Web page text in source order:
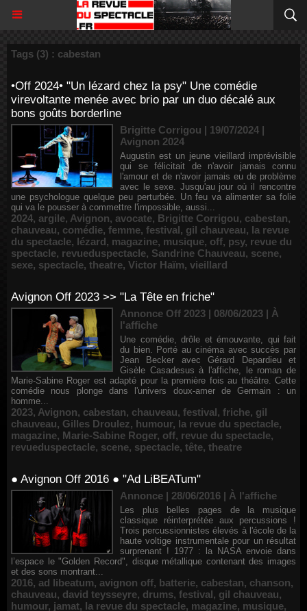
Tags (3) : cabestan
•Off 2024• "Un lézard chez la psy" Une comédie
virevoltante menée avec brio par un duo décalé aux
bons goûts borderline
Brigitte Corrigou | 19/07/2024 |
Avignon 2024
Augustin est un jeune vieillard imprévisible
qui se félicitait de n'avoir jamais connu
l'amour et de n'avoir jamais eu de problème
avec le sexe. Jusqu'au jour où il rencontre
une psychologue quelque peu perturbée. Un feu va alimenter sa folie
qui va le pousser à commettre l'impossible, aussi...
2024, argile, Avignon, avocate, Brigitte Corrigou, cabestan,
chauveau, comédie, femme, festival, gil chauveau, la revue
du spectacle, lézard, magazine, musique, off, psy, revue du
spectacle, revueduspectacle, Sandrine Chauveau, scene,
sexe, spectacle, theatre, Victor Haïm, vieillard
Avignon Off 2023 >> "La Tête en friche"
Annonce Off 2023 | 08/06/2023 | À
l'affiche
Une comédie, drôle et émouvante, qui fait
du bien. Porté au cinéma avec succès par
Jean Becker avec Gérard Depardieu et
Gisèle Casadesus à l'affiche, le roman de
Marie-Sabine Roger est adapté pour la première fois au théâtre. Cette
comédie nous plonge dans l'univers doux-amer de Germain : un
homme...
2023, Avignon, cabestan, chauveau, festival, friche, gil
chauveau, Gilles Droulez, humour, la revue du spectacle,
magazine, Marie-Sabine Roger, off, revue du spectacle,
revueduspectacle, scene, spectacle, tête, theatre
● Avignon Off 2016 ● "Ad LiBEATum"
Annonce | 28/06/2016 | À l'affiche
Les plus belles pages de la musique
classique réinterprétée aux percussions !
Trois percussionnistes élevés à l'école de la
haute voltige instrumentale pour un résultat
surprenant ! 1977 : la NASA envoie dans
l’espace le "Golden Record", disque métallique contenant des images
et des sons montrant...
2016, ad libeatum, avignon off, batterie, cabestan, chanson,
chauveau, david teysseyre, drums, festival, gil chauveau,
humour, jamat, la revue du spectacle, magazine, musique,